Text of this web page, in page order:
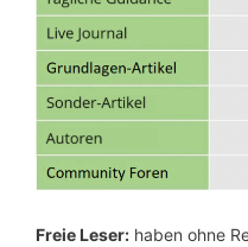
Freie Leser: haben ohne